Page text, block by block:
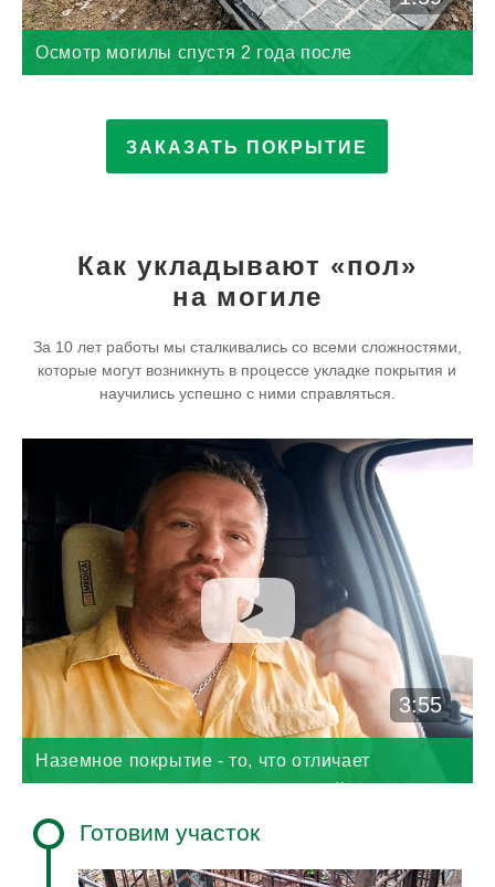
Осмотр могилы спустя 2 года после
ЗАКАЗАТЬ ПОКРЫТИЕ
Как укладывают «пол»
на могиле
За 10 лет работы мы сталкивались со всеми сложностями,
которые могут возникнуть в процессе укладке покрытия и
научились успешно с ними справляться.
3:55
Наземное покрытие - то, что отличает
Готовим участок